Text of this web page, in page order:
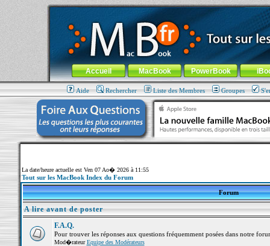
MacBook-fr.com : 100% Apple... 100% nomade !
Aller au contenu-Aller au menu général-Aller au menu de
Menu général
Accueil MacBook PowerBook
Aide Rechercher Liste des Membres Groupes
La date/heure actuelle est Ven 07 Ao� 2026 à 11:55
Tout sur les MacBook Index du Forum
Forum
A lire avant de poster
F.A.Q.
Pour trouver les réponses aux questions fréquemment posées dans notre
Mod�rateurEquipe des Modérateurs